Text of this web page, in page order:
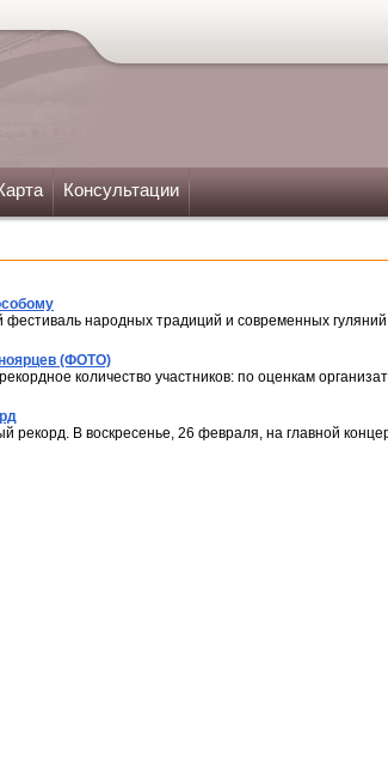
Консультации
фестиваль народных традиций и современных
(ФОТО)
количество участников: по оценкам
рекорд. В воскресенье, 26 февраля, на главной